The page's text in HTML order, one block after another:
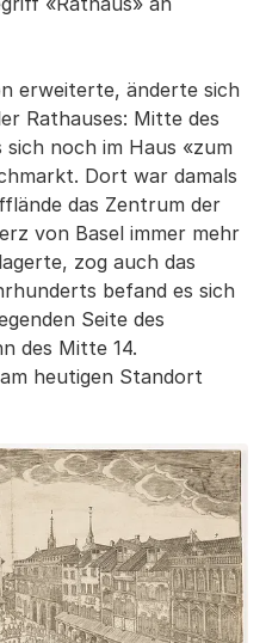
erweiterte, änderte sich
Rathauses: Mitte des
noch im Haus «zum
Dort war damals
das Zentrum der
von Basel immer mehr
zog auch das
befand es sich
Seite des
des Mitte 14.
heutigen Standort